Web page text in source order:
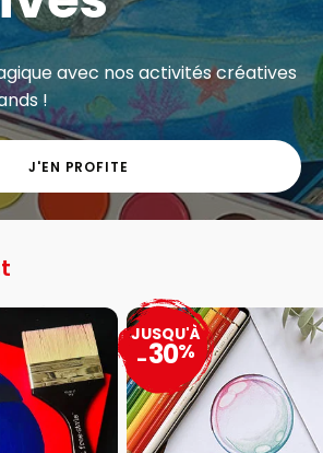
avec nos activités créatives
!
J'EN PROFITE
JUSQU'À
-30%